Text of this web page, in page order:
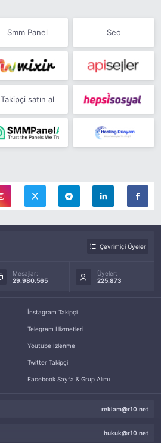
Smm Panel Seo
Takipçi satın al
Çevrimiçi Üyeler
Mesajlar:
29.980.565
Üyeler:
225.873
İnstagram Takipçi
Telegram Hizmetleri
Youtube İzlenme
Twitter Takipçi
Facebook Sayfa & Grup Alımı
reklam@r10.net
hukuk@r10.net